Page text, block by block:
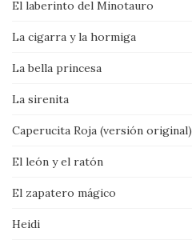
El laberinto del Minotauro
La cigarra y la hormiga
La bella princesa
La sirenita
Caperucita Roja (versión original)
El león y el ratón
El zapatero mágico
Heidi